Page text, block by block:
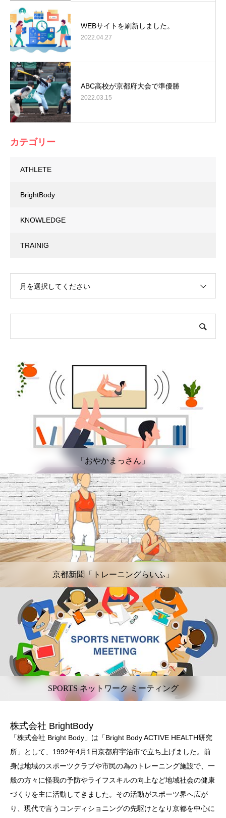
WEBサイトを刷新しました。
2022.04.27
ABC高校が京都府大会で準優勝
2022.03.15
カテゴリー
ATHLETE
BrightBody
KNOWLEDGE
TRAINIG
月を選択してください
「おやかまっさん」
京都新聞「トレーニングらいふ」
SPORTS ネットワーク ミーティング
株式会社 BrightBody
「株式会社 Bright Body」は「Bright Body ACTIVE HEALTH研究
所」として、1992年4月1日京都府宇治市で立ち上げました。前
身は地域のスポーツクラブや市民の為のトレーニング施設で、一
般の方々に怪我の予防やライフスキルの向上など地域社会の健康
づくりを主に活動してきました。その活動がスポーツ界へ広が
り、現代で言うコンディショニングの先駆けとなり京都を中心に